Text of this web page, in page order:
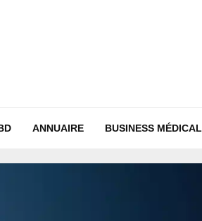
ANNUAIRE BUSINESS MÉDICAL